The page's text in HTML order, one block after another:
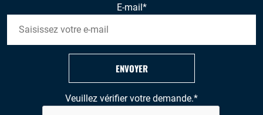
E-mail*
Veuillez vérifier votre demande.*
ENVOYER